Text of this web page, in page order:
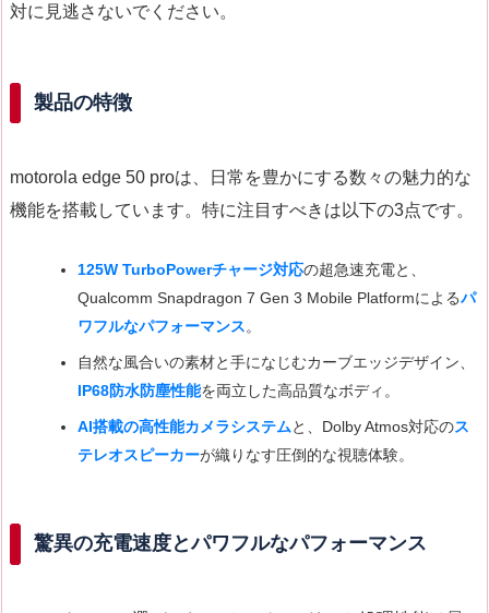
対に見逃さないでください。
製品の特徴
motorola edge 50 proは、日常を豊かにする数々の魅力的な
機能を搭載しています。特に注目すべきは以下の3点です。
125W TurboPowerチャージ対応の超急速充電と、
Qualcomm Snapdragon 7 Gen 3 Mobile Platformによるパ
ワフルなパフォーマンス。
自然な風合いの素材と手になじむカーブエッジデザイン、
IP68防水防塵性能を両立した高品質なボディ。
AI搭載の高性能カメラシステムと、Dolby Atmos対応のス
テレオスピーカーが織りなす圧倒的な視聴体験。
驚異の充電速度とパワフルなパフォーマンス